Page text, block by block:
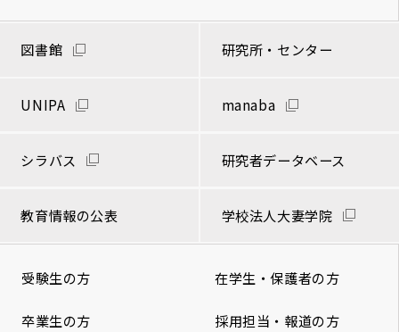
図書館 研究所・センター
UNIPA manaba
シラバス 研究者データベース
教育情報の公表 学校法人大妻学院
受験生の方 在学生・保護者の方
卒業生の方 採用担当・報道の方